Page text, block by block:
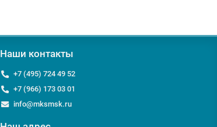
Наши контакты
+7 (495) 724 49 52
+7 (966) 173 03 01
info@mksmsk.ru